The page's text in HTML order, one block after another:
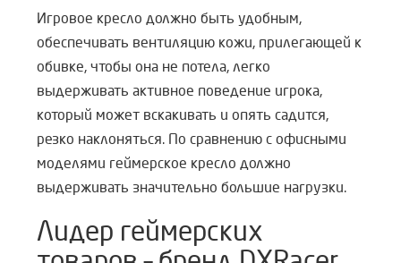
Игровое кресло должно быть удобным,
обеспечивать вентиляцию кожи, прилегающей к
обивке, чтобы она не потела, легко
выдерживать активное поведение игрока,
который может вскакивать и опять садится,
резко наклоняться. По сравнению с офисными
моделями геймерское кресло должно
выдерживать значительно большие нагрузки.
Лидер геймерских